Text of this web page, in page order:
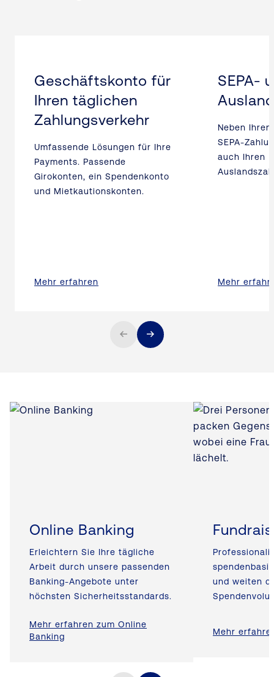
Geschäftskonto für
Ihren täglichen
Zahlungsverkehr
Umfassende Lösungen für Ihre
Payments. Passende
Girokonten, ein Spendenkonto
und Mietkautionskonten.
Mehr erfahren
SEPA-
Neben
SEPA-
auch Ihren
Mehr
Online Banking
Erleichtern Sie Ihre tägliche
Arbeit durch unsere passenden
Banking-Angebote unter
höchsten Sicherheitsstandards.
Mehr erfahren zum Online
Banking
und weiten
Mehr